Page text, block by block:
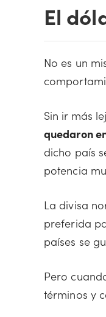
El
No es un
Sin ir más
quedaron
dicho país
potencia
La divisa
preferida
países se
Pero
términos y